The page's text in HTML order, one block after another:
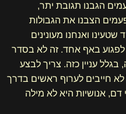
הגבנו תגובת יתר,
הצבנו את הגבולות
שטעינו ואנחנו מעונינים
לפגוע באף אחד. זה לא בסדר
עניין כזה. צריך לבצע
לא חייבים לערוף ראשים בדרך
דם, אנושיות היא לא מילה